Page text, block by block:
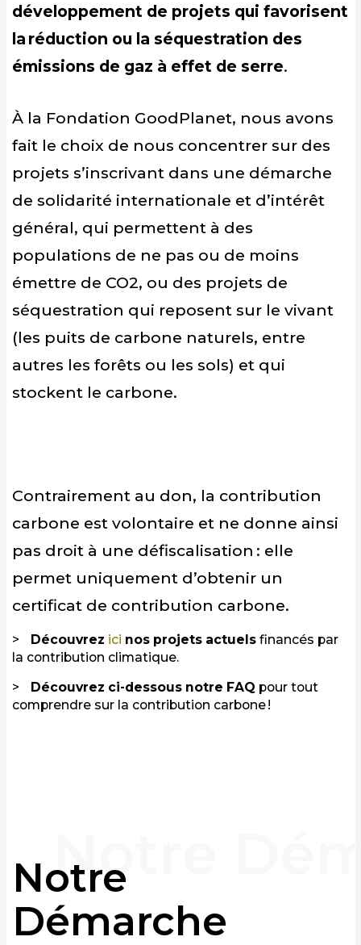
développement de projets qui favorisent
la réduction ou la séquestration des
émissions de gaz à effet de serre.
À la Fondation GoodPlanet, nous avons
fait le choix de nous concentrer sur des
projets s’inscrivant dans une démarche
de solidarité internationale et d’intérêt
général, qui permettent à des
populations de ne pas ou de moins
émettre de CO2, ou des projets de
séquestration qui reposent sur le vivant
(les puits de carbone naturels, entre
autres les forêts ou les sols) et qui
stockent le carbone.
Contrairement au don, la contribution
carbone est volontaire et ne donne ainsi
pas droit à une défiscalisation : elle
permet uniquement d’obtenir un
certificat de contribution carbone.
Découvrez ici nos projets actuels financés par
la contribution climatique.
Découvrez ci-dessous notre FAQ pour tout
comprendre sur la contribution carbone !
Notre
Démarche